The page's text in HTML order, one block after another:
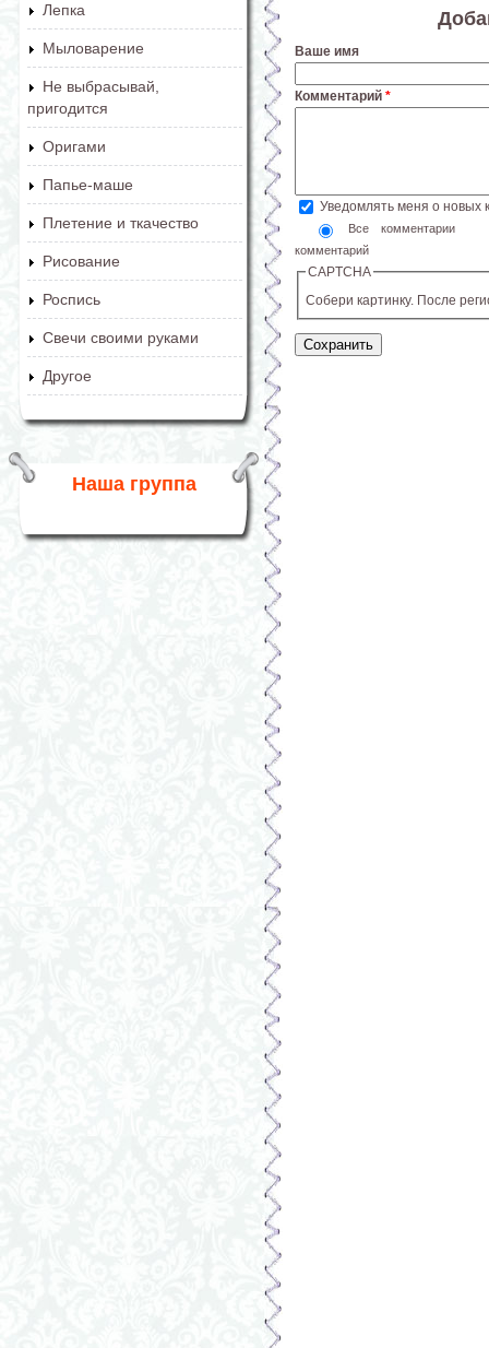
Лепка
Мыловарение
Не выбрасывай,
пригодится
Оригами
Папье-маше
Плетение и ткачество
Рисование
Роспись
Свечи своими руками
Другое
Наша группа
Ваше имя
Комментарий *
Уведомлять меня о новых
Все комментарии
комментарий
CAPTCHA
Собери картинку. После